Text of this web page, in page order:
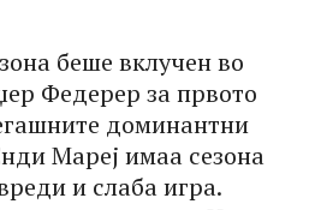
беше вклучен во
Федерер за првото
доминантни
Мареј имаа сезона
и слаба игра.